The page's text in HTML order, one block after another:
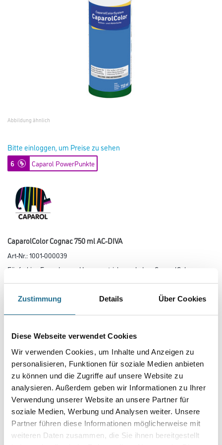
Zustimmung Details Über Cookies
Diese Webseite verwendet Cookies
Wir verwenden Cookies, um Inhalte und Anzeigen zu
personalisieren, Funktionen für soziale Medien anbieten
zu können und die Zugriffe auf unsere Website zu
analysieren. Außerdem geben wir Informationen zu Ihrer
Verwendung unserer Website an unsere Partner für
soziale Medien, Werbung und Analysen weiter. Unsere
Partner führen diese Informationen möglicherweise mit
weiteren Daten zusammen, die Sie ihnen bereitgestellt
Abbildung ähnlich
Bitte einloggen, um Preise zu sehen
6 Caparol PowerPunkte
CaparolColor Cognac 750 ml AC-DIVA
Art-Nr.:1001-000039
Für farbige Fassaden- und Innenanstriche nach dem CaparolColor-
Plastiken und Kunstharzputzen sowie für farbkräftige Anstriche,
Malereien und Beschriftungen.
Farbtonbezeichnung
Glanzgrad
Gebinde